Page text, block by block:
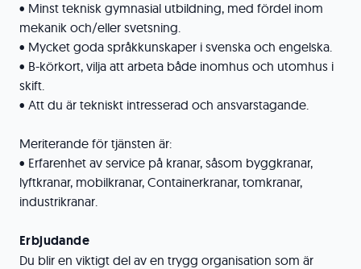
• Minst teknisk gymnasial utbildning, med fördel inom
mekanik och/eller svetsning.
• Mycket goda språkkunskaper i svenska och engelska.
• B-körkort, vilja att arbeta både inomhus och utomhus i
skift.
• Att du är tekniskt intresserad och ansvarstagande.
Meriterande för tjänsten är:
• Erfarenhet av service på kranar, såsom byggkranar,
lyftkranar, mobilkranar, Containerkranar, tomkranar,
industrikranar.
Erbjudande
Du blir en viktigt del av en trygg organisation som är